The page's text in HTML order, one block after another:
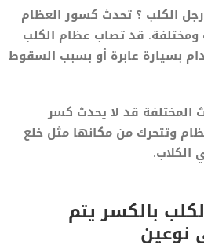
الكلب ؟ تحدث كسور العظام
ومختلفة. قد تصاب عظام الكلب
بسيارة عابرة أو بسبب السقوط
المختلفة قد لا يحدث كسر
وتتحرك من مكانها مثل خلع
بالكسر يتم
نوعين